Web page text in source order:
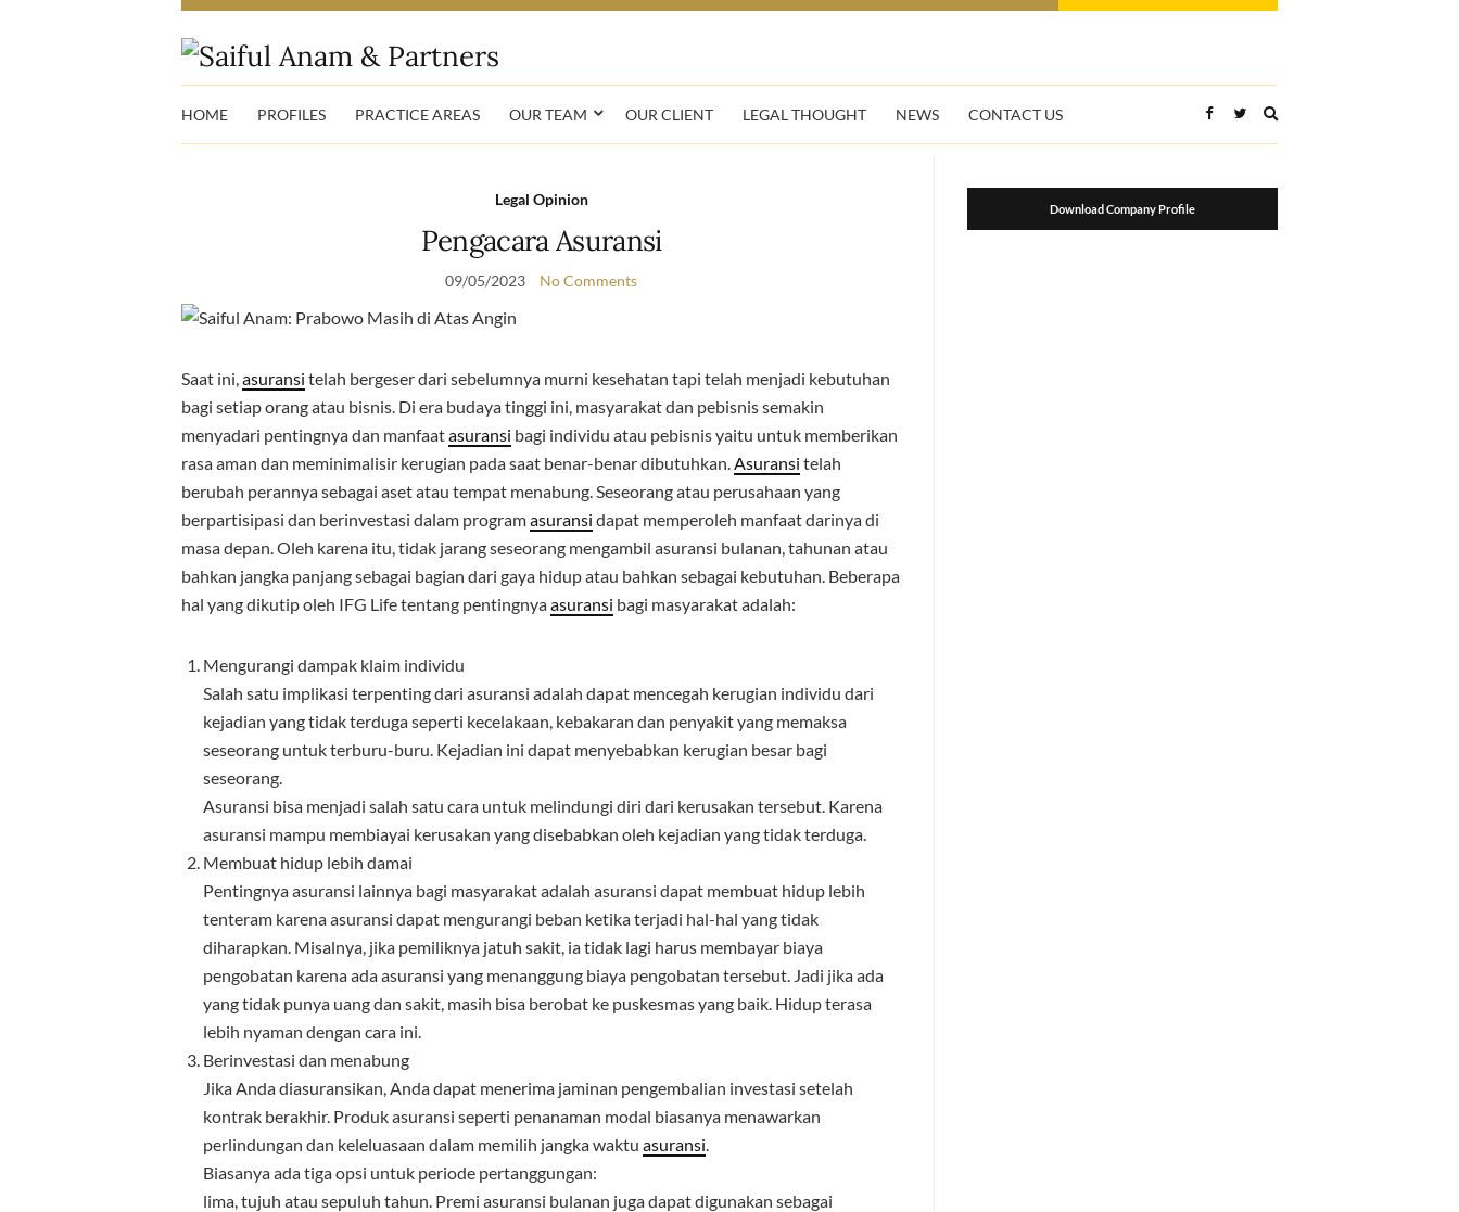
HOME PROFILES PRACTICE AREAS OUR TEAM OUR CLIENT LEGAL THOUGHT NEWS CONTACT US
Legal Opinion
Pengacara Asuransi
09/05/2023 No Comments
Saat ini,asuransi telah bergeser dari sebelumnya murni kesehatan tapi telah menjadi kebutuhan
bagi setiap orang atau bisnis. Di era budaya tinggi ini, masyarakat dan pebisnis semakin
menyadari pentingnya dan manfaatasuransi bagi individu atau pebisnis yaitu untuk memberikan
rasa aman dan meminimalisir kerugian pada saat benar-benar dibutuhkan.Asuransi telah
berubah perannya sebagai aset atau tempat menabung. Seseorang atau perusahaan yang
berpartisipasi dan berinvestasi dalam programasuransi dapat memperoleh manfaat darinya di
masa depan. Oleh karena itu, tidak jarang seseorang mengambil asuransi bulanan, tahunan atau
bahkan jangka panjang sebagai bagian dari gaya hidup atau bahkan sebagai kebutuhan. Beberapa
hal yang dikutip oleh IFG Life tentang pentingnyaasuransi bagi masyarakat adalah:
Mengurangi dampak klaim individu
Salah satu implikasi terpenting dari asuransi adalah dapat mencegah kerugian individu dari
kejadian yang tidak terduga seperti kecelakaan, kebakaran dan penyakit yang memaksa
seseorang untuk terburu-buru. Kejadian ini dapat menyebabkan kerugian besar bagi
seseorang.
Asuransi bisa menjadi salah satu cara untuk melindungi diri dari kerusakan tersebut. Karena
asuransi mampu membiayai kerusakan yang disebabkan oleh kejadian yang tidak terduga.
Membuat hidup lebih damai
Pentingnya asuransi lainnya bagi masyarakat adalah asuransi dapat membuat hidup lebih
tenteram karena asuransi dapat mengurangi beban ketika terjadi hal-hal yang tidak
diharapkan. Misalnya, jika pemiliknya jatuh sakit, ia tidak lagi harus membayar biaya
pengobatan karena ada asuransi yang menanggung biaya pengobatan tersebut. Jadi jika ada
yang tidak punya uang dan sakit, masih bisa berobat ke puskesmas yang baik. Hidup terasa
lebih nyaman dengan cara ini.
Berinvestasi dan menabung
Jika Anda diasuransikan, Anda dapat menerima jaminan pengembalian investasi setelah
kontrak berakhir. Produk asuransi seperti penanaman modal biasanya menawarkan
perlindungan dan keleluasaan dalam memilih jangka waktu asuransi.
Biasanya ada tiga opsi untuk periode pertanggungan:
lima, tujuh atau sepuluh tahun. Premi asuransi bulanan juga dapat digunakan sebagai
Download Company Profile